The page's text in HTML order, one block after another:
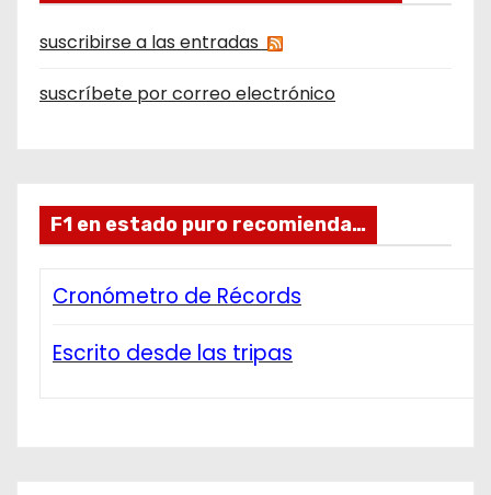
suscribirse a las entradas
suscríbete por correo electrónico
F1 en estado puro recomienda…
Cronómetro de Récords
Escrito desde las tripas